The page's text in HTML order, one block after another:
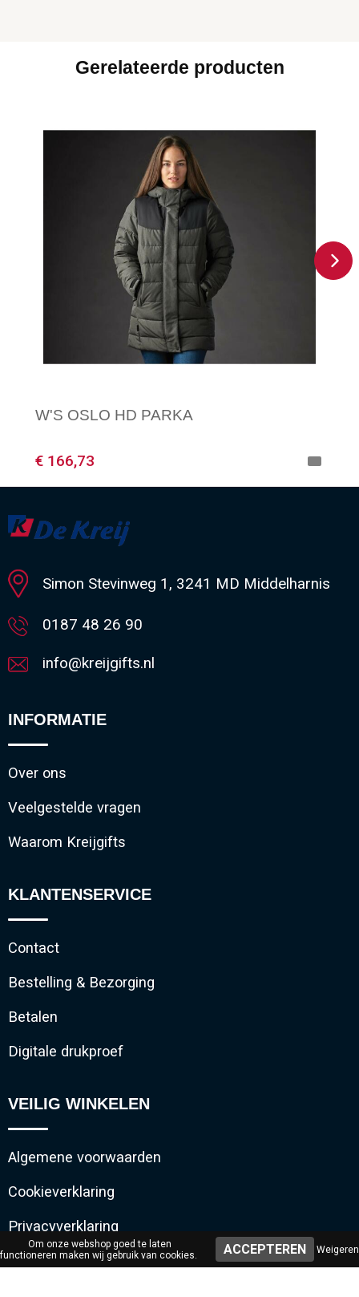
Gerelateerde producten
W'S OSLO HD PARKA
€ 166,73
Minimale afname: 1
Simon Stevinweg 1, 3241 MD Middelharnis
0187 48 26 90
info@kreijgifts.nl
INFORMATIE
Over ons
Veelgestelde vragen
Waarom Kreijgifts
KLANTENSERVICE
Contact
Bestelling & Bezorging
Betalen
Digitale drukproef
VEILIG WINKELEN
Algemene voorwaarden
Cookieverklaring
Privacyverklaring
Disclaimer
Om onze webshop goed te laten
functioneren maken wij gebruik van cookies.
Weigeren